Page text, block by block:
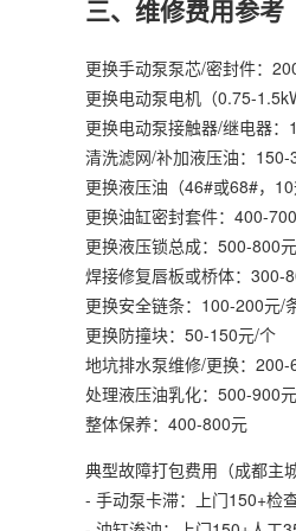
三、维修费用参考
更换手动泵泵芯/密封件：
更换电动泵电机（0.75-
更换电动泵接触器/继电器
清洗滤网/补加液压油：150-
更换液压油（46#或68#，
更换油缸密封套件：400-
更换液压锁总成：500-800元
焊接修复唇板或桥体：300-
更换安全链条：100-200元/
更换防撞块：50-150元/个
地坑排水泵维修/更换：200-
处理液压油乳化：500-900元
整体保养：400-800元
典型故障打包费用（成都主
- 手动泵卡滞：上门150+检